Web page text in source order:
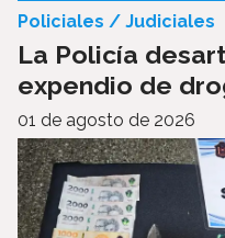
La Policía
expendio de
Policiales / Judiciales
01 de agosto de 2026